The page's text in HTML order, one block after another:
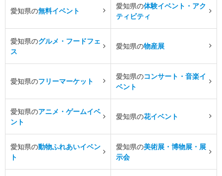
愛知県の無料イベント
愛知県の体験イベント・アク
ティビティ
愛知県のグルメ・フードフェ
ス
愛知県の物産展
愛知県のフリーマーケット
愛知県のコンサート・音楽イ
ベント
愛知県のアニメ・ゲームイベ
ント
愛知県の花イベント
愛知県の動物ふれあいイベン
ト
愛知県の美術展・博物展・展
示会